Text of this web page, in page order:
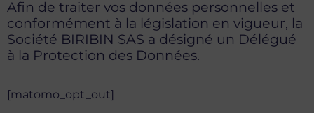
Afin de traiter vos données personnelles et
conformément à la législation en vigueur, la
Société BIRIBIN SAS a désigné un Délégué
à la Protection des Données.
[matomo_opt_out]